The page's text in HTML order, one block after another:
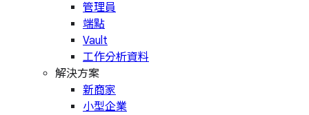
管理員
端點
Vault
工作分析資料
解決方案
新商家
小型企業